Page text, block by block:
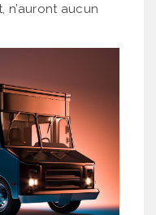
n’auront aucun